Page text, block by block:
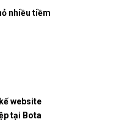
nhiều tiềm
website